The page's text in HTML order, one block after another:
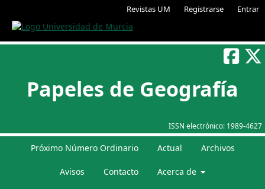
Revistas UM Registrarse Entrar
ISSN electrónico: 1989-4627
Papeles de Geografía
Próximo Número Ordinario Actual Archivos
Avisos Contacto Acerca de